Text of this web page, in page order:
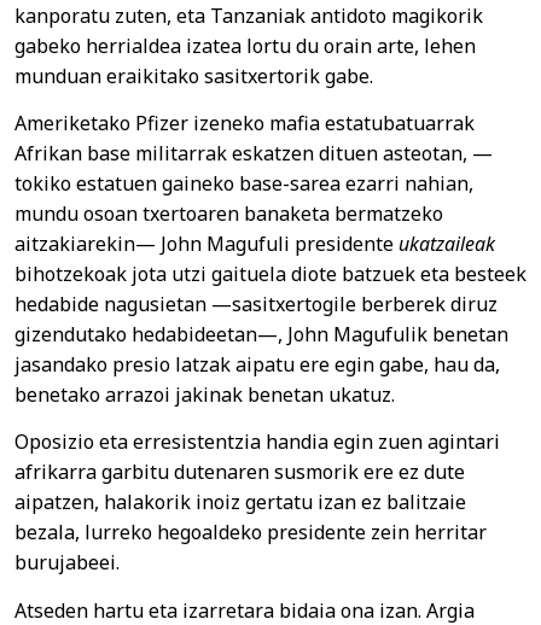
kanporatu zuten, eta Tanzaniak antidoto magikorik
gabeko herrialdea izatea lortu du orain arte, lehen
munduan eraikitako sasitxertorik gabe.
Ameriketako Pfizer izeneko mafia estatubatuarrak
Afrikan base militarrak eskatzen dituen asteotan, —
tokiko estatuen gaineko base-sarea ezarri nahian,
mundu osoan txertoaren banaketa bermatzeko
aitzakiarekin— John Magufuli presidenteukatzaileak
bihotzekoak jota utzi gaituela diote batzuek eta besteek
hedabide nagusietan —sasitxertogile berberek diruz
gizendutako hedabideetan—, John Magufulik benetan
jasandako presio latzak aipatu ere egin gabe, hau da,
benetako arrazoi jakinak benetan ukatuz.
Oposizio eta erresistentzia handia egin zuen agintari
afrikarra garbitu dutenaren susmorik ere ez dute
aipatzen, halakorik inoiz gertatu izan ez balitzaie
bezala, lurreko hegoaldeko presidente zein herritar
burujabeei.
Atseden hartu eta izarretara bidaia ona izan. Argia